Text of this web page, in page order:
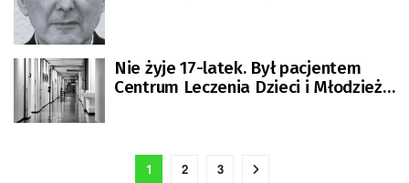
Nie żyje 17-latek. Był pacjentem
Centrum Leczenia Dzieci i Młodzieży
1 2 3